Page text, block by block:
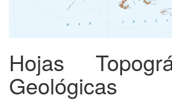
Hojas
Geológicas